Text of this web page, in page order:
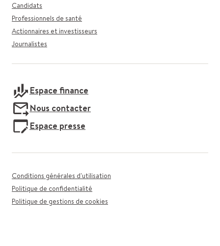
Candidats
Professionnels de santé
Actionnaires et investisseurs
Journalistes
Espace finance
Nous contacter
Espace presse
Conditions générales d'utilisation
Politique de confidentialité
Politique de gestions de cookies